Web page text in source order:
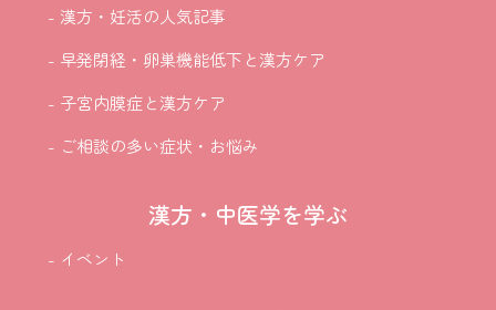
- 漢方・妊活の人気記事
- 早発閉経・卵巣機能低下と漢方ケア
- 子宮内膜症と漢方ケア
- ご相談の多い症状・お悩み
漢方・中医学を学ぶ
- イベント